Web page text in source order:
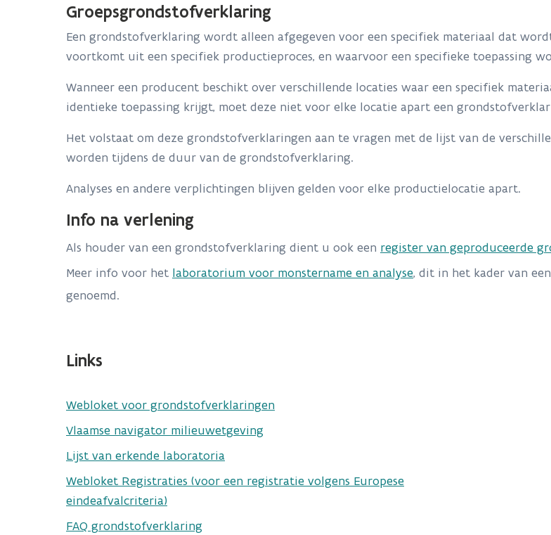
Groepsgrondstofverklaring
Een grondstofverklaring wordt alleen afgegeven voor een specifiek materiaal dat
voortkomt uit een specifiek productieproces, en waarvoor een specifieke toepassing
Wanneer een producent beschikt over verschillende locaties waar een specifiek
identieke toepassing krijgt, moet deze niet voor elke locatie apart een
Het volstaat om deze grondstofverklaringen aan te vragen met de lijst van de
worden tijdens de duur van de grondstofverklaring.
Analyses en andere verplichtingen blijven gelden voor elke productielocatie apart.
Info na verlening
Als houder van een grondstofverklaring dient u ook een register van geproduceerde
Meer info voor het laboratorium voor monstername en analyse, dit in het kader van
genoemd.
Links
Webloket voor grondstofverklaringen
Vlaamse navigator milieuwetgeving
Lijst van erkende laboratoria
Webloket Registraties (voor een registratie volgens Europese
eindeafvalcriteria)
FAQ grondstofverklaring